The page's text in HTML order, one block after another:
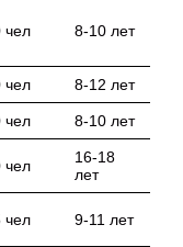
чел 8-10 лет
чел 8-12 лет
чел 8-10 лет
чел
16-18
лет
чел 9-11 лет